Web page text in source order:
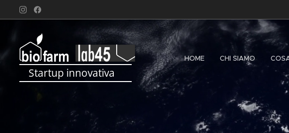
Startup innovativa
HOME CHI SIAMO